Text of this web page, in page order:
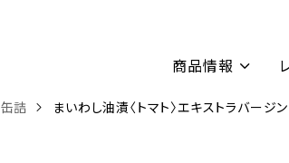
商品情報
缶詰 まいわし油漬〈トマト〉エキストラバージ